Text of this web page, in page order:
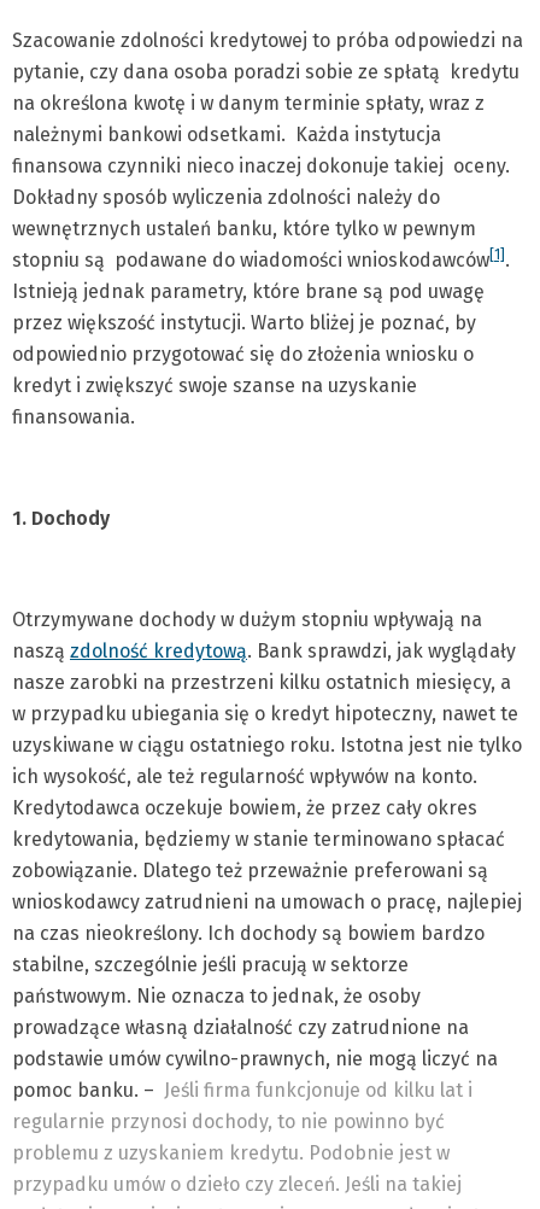
Szacowanie zdolności kredytowej to próba odpowiedzi na
pytanie, czy dana osoba poradzi sobie ze spłatą kredytu
na określona kwotę i w danym terminie spłaty, wraz z
należnymi bankowi odsetkami. Każda instytucja
finansowa czynniki nieco inaczej dokonuje takiej oceny.
Dokładny sposób wyliczenia zdolności należy do
wewnętrznych ustaleń banku, które tylko w pewnym
stopniu są podawane do wiadomości wnioskodawców [1] .
Istnieją jednak parametry, które brane są pod uwagę
przez większość instytucji. Warto bliżej je poznać, by
odpowiednio przygotować się do złożenia wniosku o
kredyt i zwiększyć swoje szanse na uzyskanie
finansowania.
1. Dochody
Otrzymywane dochody w dużym stopniu wpływają na
naszą zdolność kredytową. Bank sprawdzi, jak wyglądały
nasze zarobki na przestrzeni kilku ostatnich miesięcy, a
w przypadku ubiegania się o kredyt hipoteczny, nawet te
uzyskiwane w ciągu ostatniego roku. Istotna jest nie tylko
ich wysokość, ale też regularność wpływów na konto.
Kredytodawca oczekuje bowiem, że przez cały okres
kredytowania, będziemy w stanie terminowano spłacać
zobowiązanie. Dlatego też przeważnie preferowani są
wnioskodawcy zatrudnieni na umowach o pracę, najlepiej
na czas nieokreślony. Ich dochody są bowiem bardzo
stabilne, szczególnie jeśli pracują w sektorze
państwowym. Nie oznacza to jednak, że osoby
prowadzące własną działalność czy zatrudnione na
podstawie umów cywilno-prawnych, nie mogą liczyć na
pomoc banku. – Jeśli firma funkcjonuje od kilku lat i
regularnie przynosi dochody, to nie powinno być
problemu z uzyskaniem kredytu. Podobnie jest w
przypadku umów o dzieło czy zleceń. Jeśli na takiej